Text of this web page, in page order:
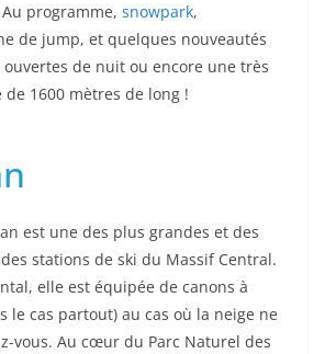
programme, snowpark,
de jump, et quelques nouveautés
de nuit ou encore une très
1600 mètres de long !
est une des plus grandes et des
stations de ski du Massif Central.
elle est équipée de canons à
le cas partout) au cas où la neige ne
vous. Au cœur du Parc Naturel des